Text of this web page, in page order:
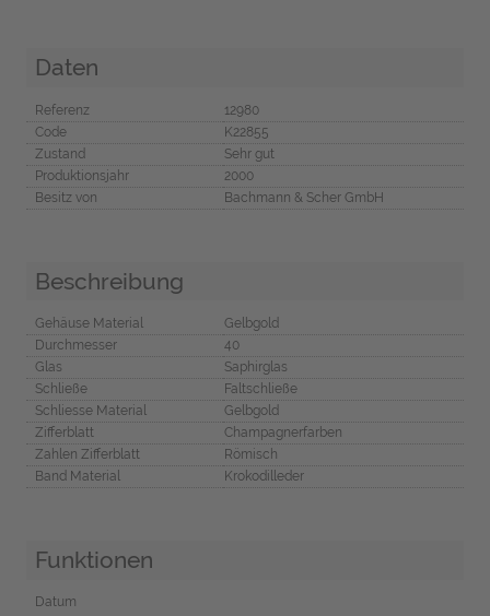
Daten
Referenz
12980
Code
K22855
Zustand
Sehr gut
Produktionsjahr
2000
Besitz von
Bachmann & Scher GmbH
Beschreibung
Gehäuse Material
Gelbgold
Durchmesser
40
Glas
Saphirglas
Schließe
Faltschließe
Schliesse Material
Gelbgold
Zifferblatt
Champagnerfarben
Zahlen Zifferblatt
Römisch
Band Material
Krokodilleder
Funktionen
Datum